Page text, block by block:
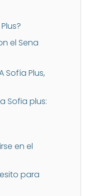
el Sena
Sofía Plus,
Sofia plus:
en el
para